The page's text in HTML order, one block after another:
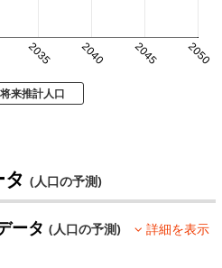
2035 2040 2045 2050
来推計人口
(人口の予測)
ータ(人口の予測)
詳細を表示